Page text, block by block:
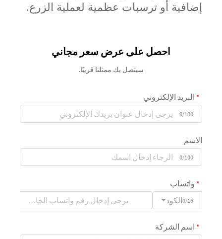
إضافية أو ترسبات عظمية لعملية الزرع.
احصل على عرض سعر مجاني
سيتصل بك ممثلنا قريبًا.
البريد الإلكتروني
0/100
الاسم
0/100
واتساب
الكود0/16
اسم الشركة